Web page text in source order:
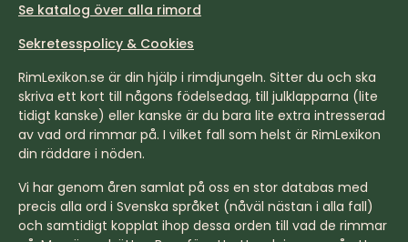
Se katalog över alla rimord
Sekretesspolicy & Cookies
RimLexikon.se är din hjälp i rimdjungeln. Sitter du och ska
skriva ett kort till någons födelsedag, till julklapparna (lite
tidigt kanske) eller kanske är du bara lite extra intresserad
av vad ord rimmar på. I vilket fall som helst är RimLexikon
din räddare i nöden.
Vi har genom åren samlat på oss en stor databas med
precis alla ord i Svenska språket (nåväl nästan i alla fall)
och samtidigt kopplat ihop dessa orden till vad de rimmar